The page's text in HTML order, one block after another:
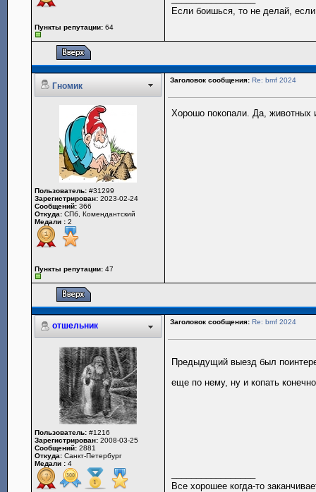
Пункты репутации: 64
Если боишься, то не делай,
Гномик
Заголовок сообщения: Re: bmf 2024
Пользователь: #31299
Зарегистрирован: 2023-02-24
Сообщений: 366
Откуда: СПб, Комендантский
Медали : 2
Пункты репутации: 47
Хорошо покопали. Да, животных
отшельник Заголовок сообщения: Re: bmf 2024
Пользователь: #1216
Зарегистрирован: 2008-03-25
Сообщений: 2881
Откуда: Санкт-Петербург
Медали : 4
Предыдущий выезд был
еще по нему, ну и копать
Все хорошее когда-то